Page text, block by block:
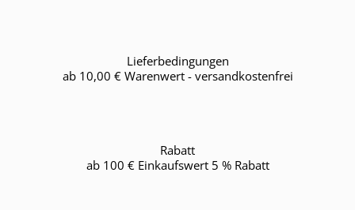
Lieferbedingungen
ab 10,00 € Warenwert - versandkostenfrei
Rabatt
ab 100 € Einkaufswert 5 % Rabatt